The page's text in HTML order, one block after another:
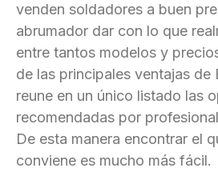
venden soldadores a buen
abrumador dar con lo que
entre tantos modelos y
de las principales ventajas de
reune en un único listado las
recomendadas por
De esta manera encontrar el
conviene es mucho más fácil.